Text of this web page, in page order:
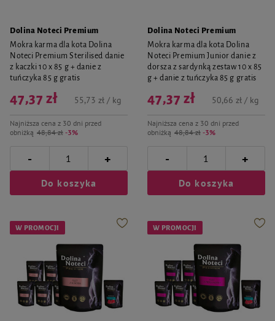
Dolina Noteci Premium
Mokra karma dla kota Dolina
Noteci Premium Sterilised danie
z kaczki 10 x 85 g + danie z
tuńczyka 85 g gratis
Najniższa cena z 30 dni przed
obniżką 48,84 zł -3%
47,37 zł 55,73 zł / kg
- +
Do koszyka
Dolina Noteci Premium
Mokra karma dla kota Dolina
Noteci Premium Junior danie z
dorsza z sardynką zestaw 10 x 85
g + danie z tuńczyka 85 g gratis
Najniższa cena z 30 dni przed
obniżką 48,84 zł -3%
47,37 zł 50,66 zł / kg
- +
Do koszyka
W PROMOCJI W PROMOCJI